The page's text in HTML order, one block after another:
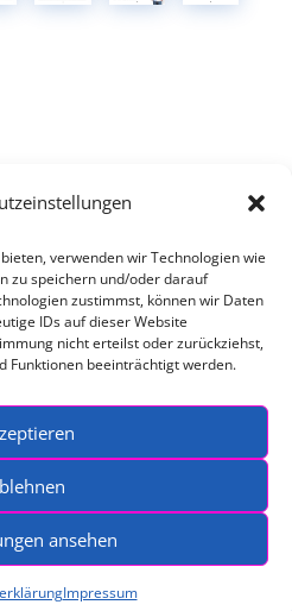
verwenden wir Technologien wie
zu speichern und/oder darauf
zustimmst, können wir Daten
IDs auf dieser Website
nicht erteilst oder zurückziehst,
Funktionen beeinträchtigt werden.
ansehen
Impressum